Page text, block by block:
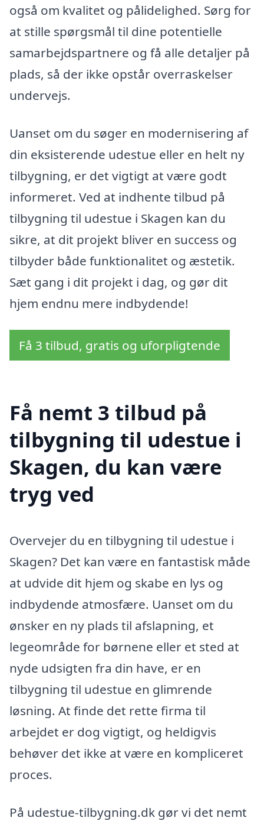
også om kvalitet og pålidelighed. Sørg for
at stille spørgsmål til dine potentielle
samarbejdspartnere og få alle detaljer på
plads, så der ikke opstår overraskelser
undervejs.
Uanset om du søger en modernisering af
din eksisterende udestue eller en helt ny
tilbygning, er det vigtigt at være godt
informeret. Ved at indhente tilbud på
tilbygning til udestue i Skagen kan du
sikre, at dit projekt bliver en success og
tilbyder både funktionalitet og æstetik.
Sæt gang i dit projekt i dag, og gør dit
hjem endnu mere indbydende!
Få 3 tilbud, gratis og uforpligtende
Få nemt 3 tilbud på
tilbygning til udestue i
Skagen, du kan være
tryg ved
Overvejer du en tilbygning til udestue i
Skagen? Det kan være en fantastisk måde
at udvide dit hjem og skabe en lys og
indbydende atmosfære. Uanset om du
ønsker en ny plads til afslapning, et
legeområde for børnene eller et sted at
nyde udsigten fra din have, er en
tilbygning til udestue en glimrende
løsning. At finde det rette firma til
arbejdet er dog vigtigt, og heldigvis
behøver det ikke at være en kompliceret
proces.
På udestue-tilbygning.dk gør vi det nemt